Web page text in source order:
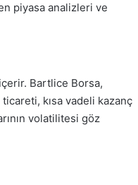
piyasa analizleri ve
Bartlice Borsa,
kısa vadeli kazanç
volatilitesi göz